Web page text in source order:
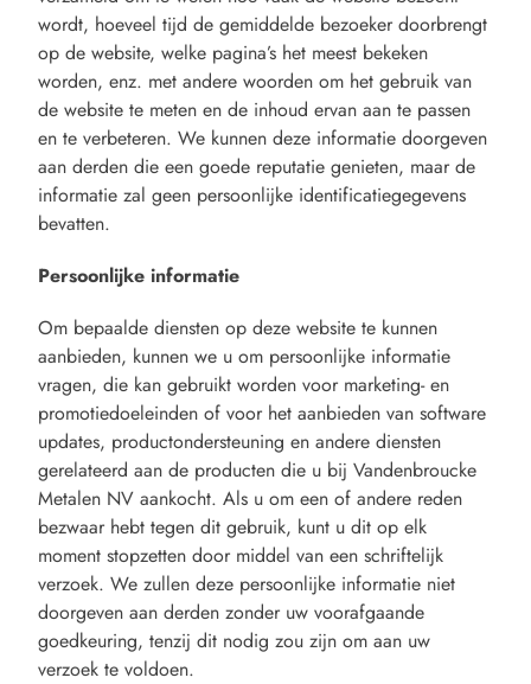
wordt, hoeveel tijd de gemiddelde bezoeker doorbrengt
op de website, welke pagina’s het meest bekeken
worden, enz. met andere woorden om het gebruik van
de website te meten en de inhoud ervan aan te passen
en te verbeteren. We kunnen deze informatie doorgeven
aan derden die een goede reputatie genieten, maar de
informatie zal geen persoonlijke identificatiegegevens
bevatten.
Persoonlijke informatie
Om bepaalde diensten op deze website te kunnen
aanbieden, kunnen we u om persoonlijke informatie
vragen, die kan gebruikt worden voor marketing- en
promotiedoeleinden of voor het aanbieden van software
updates, productondersteuning en andere diensten
gerelateerd aan de producten die u bij Vandenbroucke
Metalen NV aankocht. Als u om een of andere reden
bezwaar hebt tegen dit gebruik, kunt u dit op elk
moment stopzetten door middel van een schriftelijk
verzoek. We zullen deze persoonlijke informatie niet
doorgeven aan derden zonder uw voorafgaande
goedkeuring, tenzij dit nodig zou zijn om aan uw
verzoek te voldoen.